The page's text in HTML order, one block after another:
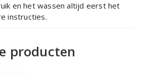
en het wassen altijd eerst het
instructies.
producten